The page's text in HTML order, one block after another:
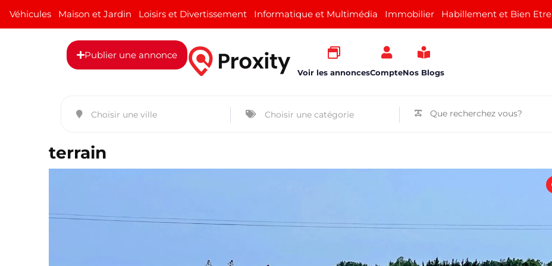
Véhicules Maison et Jardin Loisirs et Divertissement Informatique et Multimédia Immobilier Habillement et Bien Etre
Publier une annonce
Voir les annoncesCompteNos Blogs
terrain